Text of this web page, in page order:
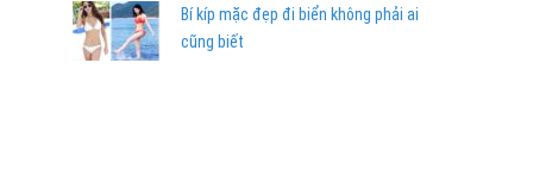
Bí kíp mặc đẹp đi biển không phải ai
cũng biết